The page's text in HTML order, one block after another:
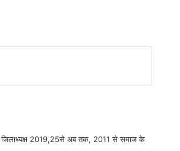
2019,25से अब तक, 2011 से समाज के